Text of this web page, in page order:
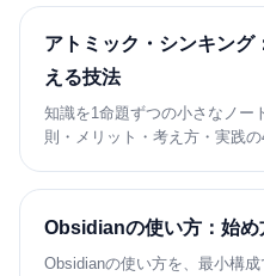
アトミック・シンキング
える技法
知識を1命題ずつの小さなノー
則・メリット・考え方・実践
Obsidianの使い方：始
Obsidianの使い方を、最小構